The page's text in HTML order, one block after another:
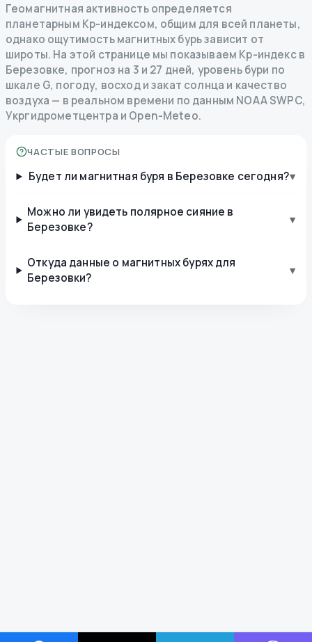
Геомагнитная активность определяется
планетарным Kp-индексом, общим для всей планеты,
однако ощутимость магнитных бурь зависит от
широты. На этой странице мы показываем Kp-индекс в
Березовке, прогноз на 3 и 27 дней, уровень бури по
шкале G, погоду, восход и закат солнца и качество
воздуха — в реальном времени по данным NOAA SWPC,
Укргидрометцентра и Open-Meteo.
ЧАСТЫЕ ВОПРОСЫ
Будет ли магнитная буря в Березовке сегодня?▾
Можно ли увидеть полярное сияние в
Березовке?
▾
Откуда данные о магнитных бурях для
Березовки?
▾